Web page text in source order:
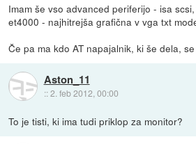
Imam še vso advanced periferijo - isa
et4000 - najhitrejša grafična v vga txt
Če pa ma kdo AT napajalnik, ki še dela,
Aston_11
::2. feb 2012, 00:00
To je tisti, ki ima tudi priklop za monitor?